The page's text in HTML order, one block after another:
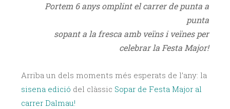
Portem 6 anys omplint el carrer de punta a
punta
sopant a la fresca amb veïns i veïnes per
celebrar la Festa Major!
Arriba un dels moments més esperats de l’any: la
sisena edició del clàssic Sopar de Festa Major al
carrer Dalmau!